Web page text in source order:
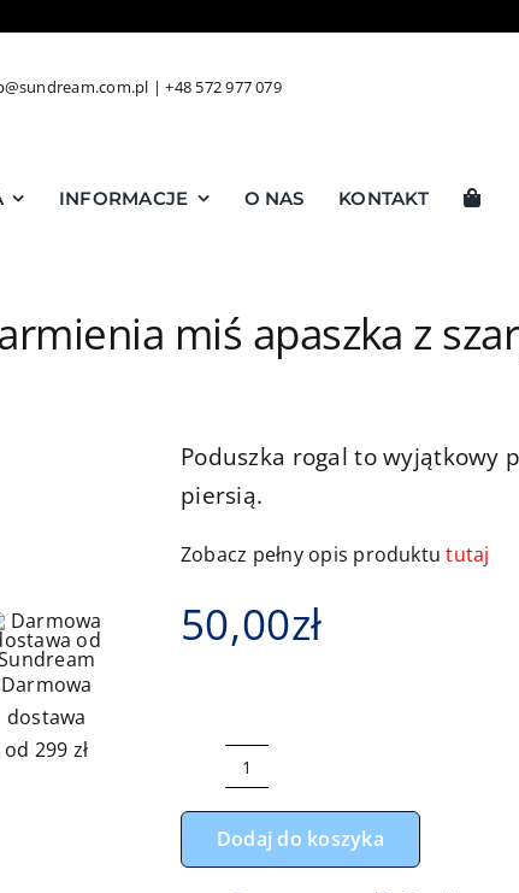
|+48 572 977 079
INFORMACJE O NAS KONTAKT
miś apaszka z
Darmowa
dostawa
od 299 zł
Poduszka rogal to wyjątkowy
piersią.
Zobacz pełny opis produktututaj
50,00zł
ilość
Rogal,
poduszka
Dodaj do koszyka